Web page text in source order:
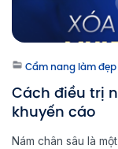
Cẩm nang làm đẹp
Cách điều trị
khuyến cáo
Nám chân sâu là